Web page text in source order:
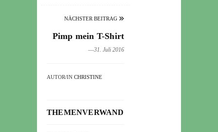
NÄCHSTER BEITRAG
Pimp mein T-Shirt
―31. Juli 2016
AUTOR/IN CHRISTINE
THEMENVERWANDTE